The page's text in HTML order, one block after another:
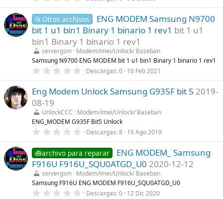
(
s
)
0
0
e
s
t
r
e
l
a
(
s
)
📂Otros archivos
ENG MODEM Samsung N9700
bit 1 u1 bin1 Binary 1 binario 1 rev1 bit 1 u1
bin1 Binary 1 binario 1 rev1
servergsm Modem/imei/Unlock/ Baseban
Samsung N9700 ENG MODEM bit 1 u1 bin1 Binary 1 binario 1 rev1
0
0
0
e
t
r
e
l
a
(
s
)
Descargas 0 16 Feb 2021
Eng Modem Unlock Samsung G935F bit 5 2019-
08-19
UnlockCCC
Modem/imei/Unlock/ Baseban
ENG_MODEM G935F Bit5 Unlock
0
0
0
e
s
t
r
e
Descargas 8 19 Ago 2019
🧰archivo para reparar
ENG MODEM_ Samsung
F916U F916U_SQU0ATGD_U0 2020-12-12
servergsm Modem/imei/Unlock/ Baseban
Samsung F916U ENG MODEM F916U_SQU0ATGD_U0
0 Descargas 0 12 Dic 2020